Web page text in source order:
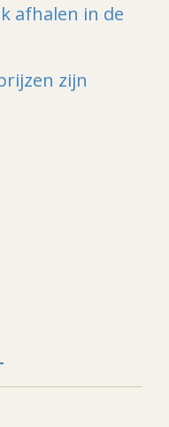
afhalen in de
zijn